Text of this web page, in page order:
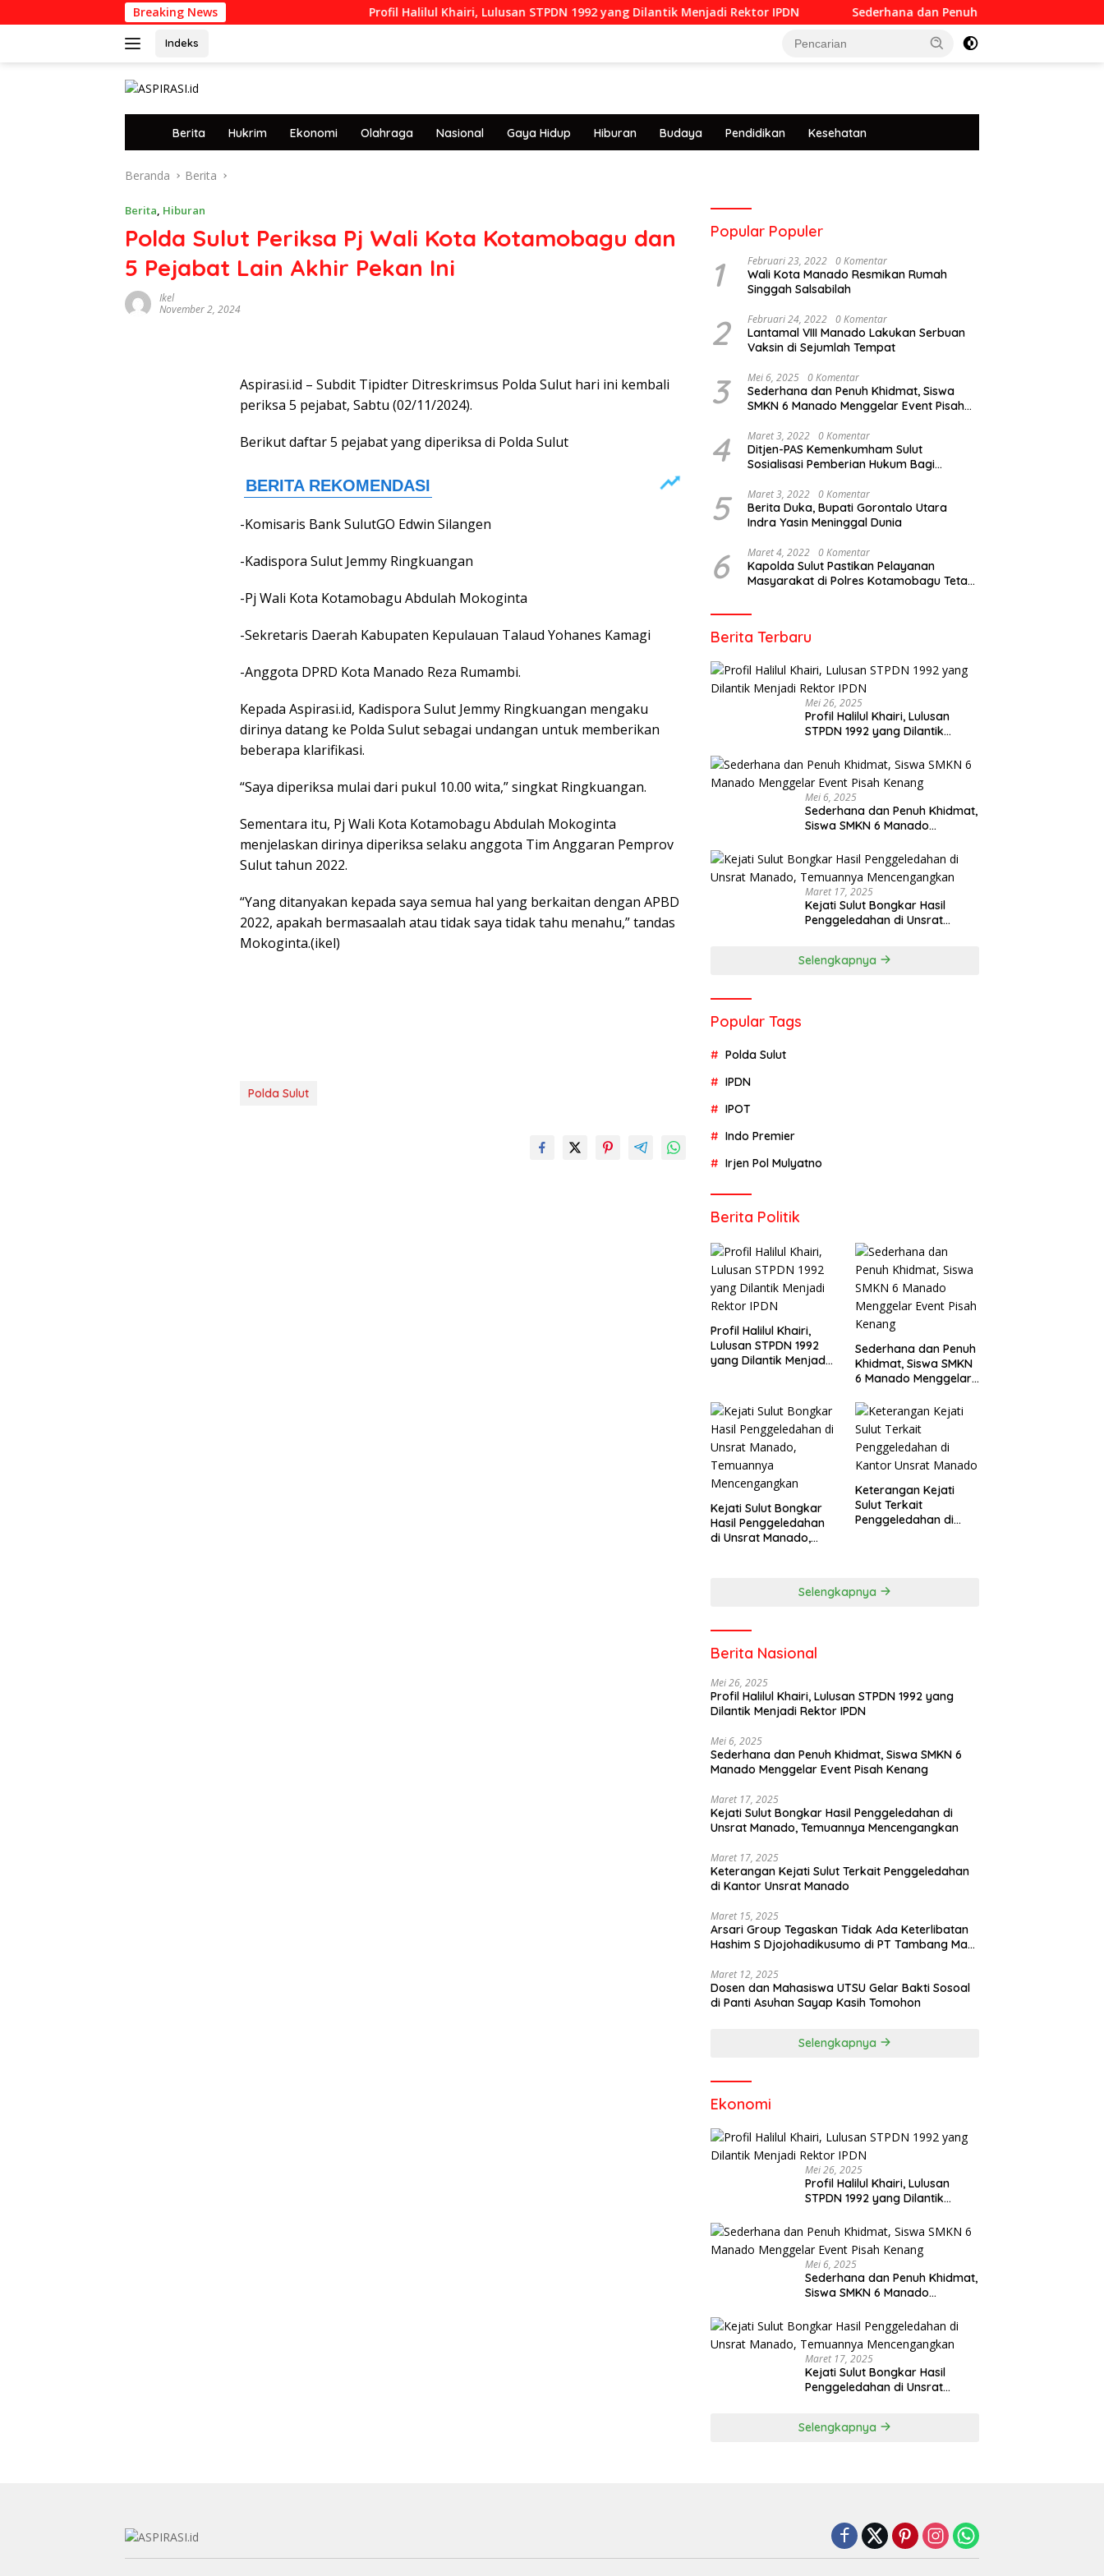
ke
Breaking News Profil Halilul Khairi, Lulusan STPDN 1992 yang Dilantik Menjadi Rektor IPDN Sederhana dan Penuh Khidmat, Siswa SMKN 6
Indeks
e
Berita Hukrim Ekonomi Olahraga Nasional Gaya Hidup Hiburan Budaya Pendidikan Kesehatan
Beranda Berita
Berita Hiburan
Polda Sulut Periksa Pj Wali Kota Kotamobagu dan
5 Pejabat Lain Akhir Pekan Ini
Ikel
November 2, 2024
Aspirasi.id – Subdit Tipidter Ditreskrimsus Polda Sulut hari ini kembali
periksa 5 pejabat, Sabtu (02/11/2024).
Berikut daftar 5 pejabat yang diperiksa di Polda Sulut
-Komisaris Bank SulutGO Edwin Silangen
-Kadispora Sulut Jemmy Ringkuangan
-Pj Wali Kota Kotamobagu Abdulah Mokoginta
-Sekretaris Daerah Kabupaten Kepulauan Talaud Yohanes Kamagi
-Anggota DPRD Kota Manado Reza Rumambi.
Kepada Aspirasi.id, Kadispora Sulut Jemmy Ringkuangan mengaku
dirinya datang ke Polda Sulut sebagai undangan untuk memberikan
beberapa klarifikasi.
“Saya diperiksa mulai dari pukul 10.00 wita,” singkat Ringkuangan.
Sementara itu, Pj Wali Kota Kotamobagu Abdulah Mokoginta
menjelaskan dirinya diperiksa selaku anggota Tim Anggaran Pemprov
Sulut tahun 2022.
“Yang ditanyakan kepada saya semua hal yang berkaitan dengan APBD
2022, apakah bermasaalah atau tidak saya tidak tahu menahu,” tandas
Mokoginta.(ikel)
Polda Sulut
Popular Populer
1 Februari 23, 2022 0 Komentar
Wali Kota Manado Resmikan Rumah
Singgah Salsabilah
2 Februari 24, 2022 0 Komentar
Lantamal VIII Manado Lakukan Serbuan
Vaksin di Sejumlah Tempat
3 Mei 6, 2025 0 Komentar
Sederhana dan Penuh Khidmat, Siswa
SMKN 6 Manado Menggelar Event Pisah
4 Maret 3, 2022 0 Komentar
Ditjen-PAS Kemenkumham Sulut
Sosialisasi Pemberian Hukum Bagi
5 Maret 3, 2022 0 Komentar
Berita Duka, Bupati Gorontalo Utara
Indra Yasin Meninggal Dunia
6 Maret 4, 2022 0 Komentar
Kapolda Sulut Pastikan Pelayanan
Masyarakat di Polres Kotamobagu Tetap
Berita Terbaru
Mei 26, 2025
Profil Halilul Khairi, Lulusan
STPDN 1992 yang Dilantik
Mei 6, 2025
Sederhana dan Penuh Khidmat,
Siswa SMKN 6 Manado
Maret 17, 2025
Kejati Sulut Bongkar Hasil
Penggeledahan di Unsrat
Selengkapnya
Popular Tags
Polda Sulut
IPDN
IPOT
Indo Premier
Irjen Pol Mulyatno
Berita Politik
Profil Halilul Khairi,
Lulusan STPDN 1992
yang Dilantik Menjadi
Sederhana dan Penuh
Khidmat, Siswa SMKN
6 Manado Menggelar
Kejati Sulut Bongkar
Hasil Penggeledahan
di Unsrat Manado,
Keterangan Kejati
Sulut Terkait
Penggeledahan di
Selengkapnya
Berita Nasional
Mei 26, 2025
Profil Halilul Khairi, Lulusan STPDN 1992 yang
Dilantik Menjadi Rektor IPDN
Mei 6, 2025
Sederhana dan Penuh Khidmat, Siswa SMKN 6
Manado Menggelar Event Pisah Kenang
Maret 17, 2025
Kejati Sulut Bongkar Hasil Penggeledahan di
Unsrat Manado, Temuannya Mencengangkan
Maret 17, 2025
Keterangan Kejati Sulut Terkait Penggeledahan
di Kantor Unsrat Manado
Maret 15, 2025
Arsari Group Tegaskan Tidak Ada Keterlibatan
Hashim S Djojohadikusumo di PT Tambang Mas
Maret 12, 2025
Dosen dan Mahasiswa UTSU Gelar Bakti Sosoal
di Panti Asuhan Sayap Kasih Tomohon
Selengkapnya
Ekonomi
Mei 26, 2025
Profil Halilul Khairi, Lulusan
STPDN 1992 yang Dilantik
Mei 6, 2025
Sederhana dan Penuh Khidmat,
Siswa SMKN 6 Manado
Maret 17, 2025
Kejati Sulut Bongkar Hasil
Penggeledahan di Unsrat
Selengkapnya